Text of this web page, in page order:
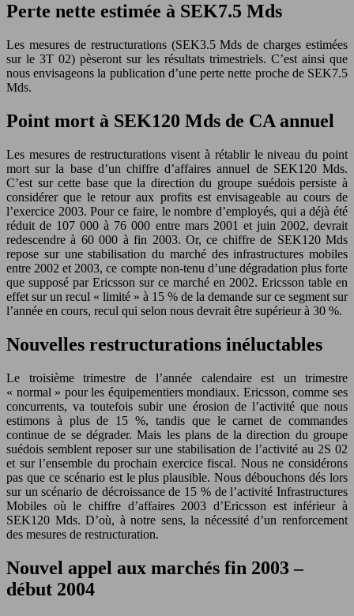
Perte nette estimée à SEK7.5 Mds
Les mesures de restructurations (SEK3.5 Mds de charges estimées
sur le 3T 02) pèseront sur les résultats trimestriels. C’est ainsi que
nous envisageons la publication d’une perte nette proche de SEK7.5
Mds.
Point mort à SEK120 Mds de CA annuel
Les mesures de restructurations visent à rétablir le niveau du point
mort sur la base d’un chiffre d’affaires annuel de SEK120 Mds.
C’est sur cette base que la direction du groupe suédois persiste à
considérer que le retour aux profits est envisageable au cours de
l’exercice 2003. Pour ce faire, le nombre d’employés, qui a déjà été
réduit de 107 000 à 76 000 entre mars 2001 et juin 2002, devrait
redescendre à 60 000 à fin 2003. Or, ce chiffre de SEK120 Mds
repose sur une stabilisation du marché des infrastructures mobiles
entre 2002 et 2003, ce compte non-tenu d’une dégradation plus forte
que supposé par Ericsson sur ce marché en 2002. Ericsson table en
effet sur un recul « limité » à 15 % de la demande sur ce segment sur
l’année en cours, recul qui selon nous devrait être supérieur à 30 %.
Nouvelles restructurations inéluctables
Le troisième trimestre de l’année calendaire est un trimestre
« normal » pour les équipementiers mondiaux. Ericsson, comme ses
concurrents, va toutefois subir une érosion de l’activité que nous
estimons à plus de 15 %, tandis que le carnet de commandes
continue de se dégrader. Mais les plans de la direction du groupe
suédois semblent reposer sur une stabilisation de l’activité au 2S 02
et sur l’ensemble du prochain exercice fiscal. Nous ne considérons
pas que ce scénario est le plus plausible. Nous débouchons dés lors
sur un scénario de décroissance de 15 % de l’activité Infrastructures
Mobiles où le chiffre d’affaires 2003 d’Ericsson est inférieur à
SEK120 Mds. D’où, à notre sens, la nécessité d’un renforcement
des mesures de restructuration.
Nouvel appel aux marchés fin 2003 –
début 2004